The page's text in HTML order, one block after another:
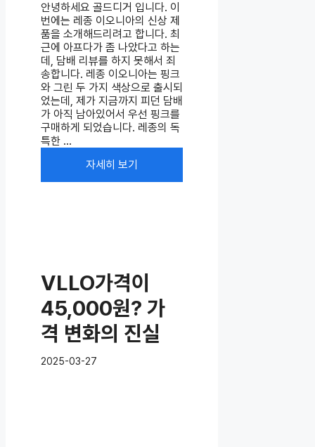
안녕하세요 골드디거 입니다. 이
번에는 레종 이오니아의 신상 제
품을 소개해드리려고 합니다. 최
근에 아프다가 좀 나았다고 하는
데, 담배 리뷰를 하지 못해서 죄
송합니다. 레종 이오니아는 핑크
와 그린 두 가지 색상으로 출시되
었는데, 제가 지금까지 피던 담배
가 아직 남아있어서 우선 핑크를
구매하게 되었습니다. 레종의 독
특한 ...
자세히 보기
VLLO가격이
45,000원? 가
격 변화의 진실
2025-03-27